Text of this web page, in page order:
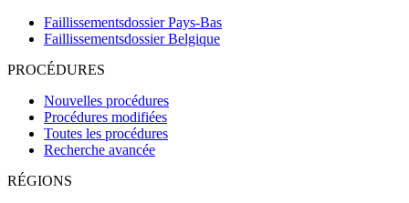
Faillissementsdossier Pays-Bas
Faillissementsdossier Belgique
PROCÉDURES
Nouvelles procédures
Procédures modifiées
Toutes les procédures
Recherche avancée
RÉGIONS